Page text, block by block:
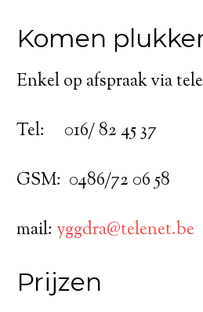
Komen
Enkel op afspraak via
Tel: 016/ 82 45 37
GSM: 0486/72 06 58
mail: yggdra@telenet.be
Prijzen